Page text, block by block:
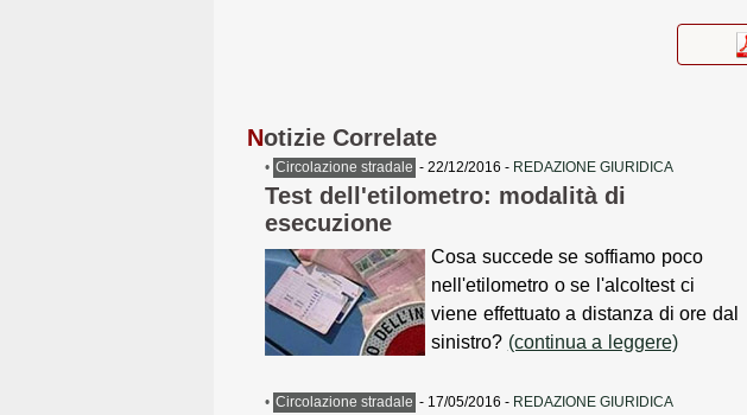
Notizie Correlate
• Circolazione stradale - 22/12/2016 - REDAZIONE GIURIDICA
Test dell'etilometro: modalità di
esecuzione
Cosa succede se soffiamo poco
nell'etilometro o se l'alcoltest ci
viene effettuato a distanza di ore dal
sinistro? (continua a leggere)
• Circolazione stradale - 17/05/2016 - REDAZIONE GIURIDICA